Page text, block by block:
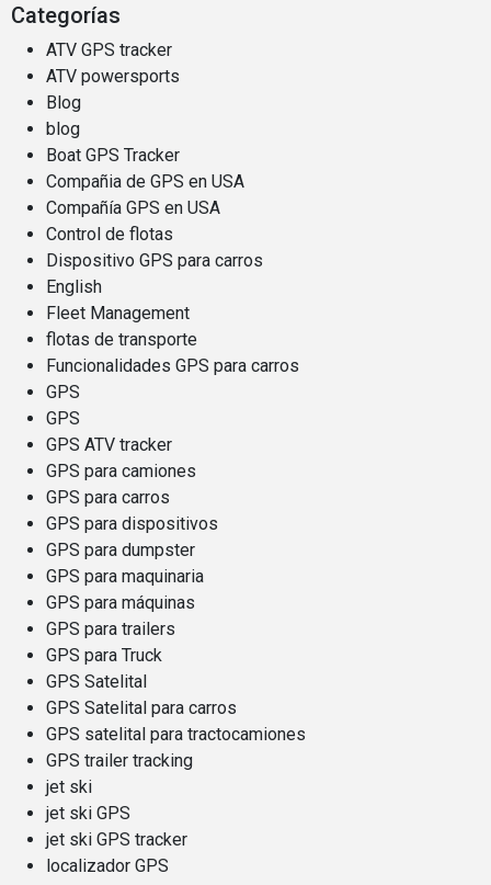
Categorías
ATV GPS tracker
ATV powersports
Blog
blog
Boat GPS Tracker
Compañia de GPS en USA
Compañía GPS en USA
Control de flotas
Dispositivo GPS para carros
English
Fleet Management
flotas de transporte
Funcionalidades GPS para carros
GPS
GPS
GPS ATV tracker
GPS para camiones
GPS para carros
GPS para dispositivos
GPS para dumpster
GPS para maquinaria
GPS para máquinas
GPS para trailers
GPS para Truck
GPS Satelital
GPS Satelital para carros
GPS satelital para tractocamiones
GPS trailer tracking
jet ski
jet ski GPS
jet ski GPS tracker
localizador GPS